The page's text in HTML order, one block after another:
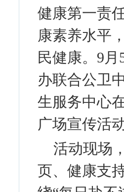
健康第一责
康素养水平
民健康。9
办联合公卫
生服务中心
广场宣传活
活动现场
页、健康支